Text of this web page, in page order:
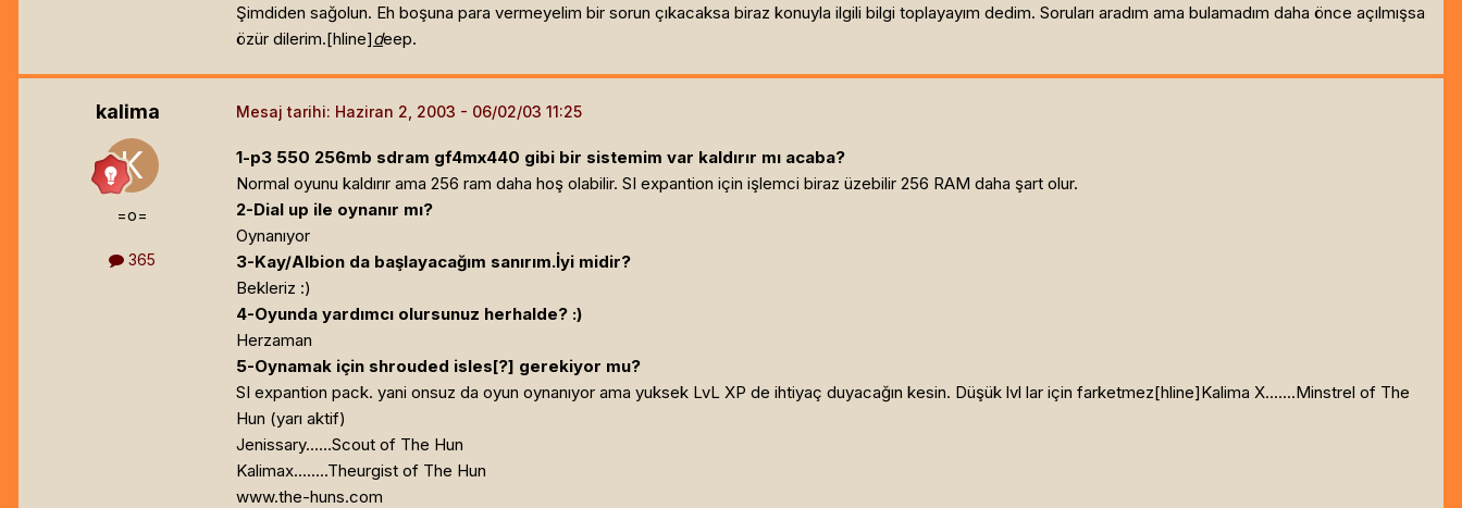
Şimdiden sağolun. Eh boşuna para vermeyelim bir sorun çıkacaksa biraz konuyla ilgili bilgi toplayayım dedim. Soruları aradım ama bulamadım daha önce açılmışsa
özür dilerim.[hline]deep.
kalima
=o=
365
Mesaj tarihi: Haziran 2, 2003
1-p3 550 256mb sdram gf4mx440 gibi bir sistemim var kaldırır mı acaba?
Normal oyunu kaldırır ama 256 ram daha hoş olabilir. SI expantion için işlemci biraz üzebilir 256 RAM daha şart olur.
2-Dial up ile oynanır mı?
Oynanıyor
3-Kay/Albion da başlayacağım sanırım.İyi midir?
Bekleriz :)
4-Oyunda yardımcı olursunuz herhalde? :)
Herzaman
5-Oynamak için shrouded isles[?] gerekiyor mu?
SI expantion pack. yani onsuz da oyun oynanıyor ama yuksek LvL XP de ihtiyaç duyacağın kesin. Düşük lvl lar için farketmez[hline]Kalima X.......Minstrel of The
Hun (yarı aktif)
Jenissary......Scout of The Hun
Kalimax........Theurgist of The Hun
www.the-huns.com